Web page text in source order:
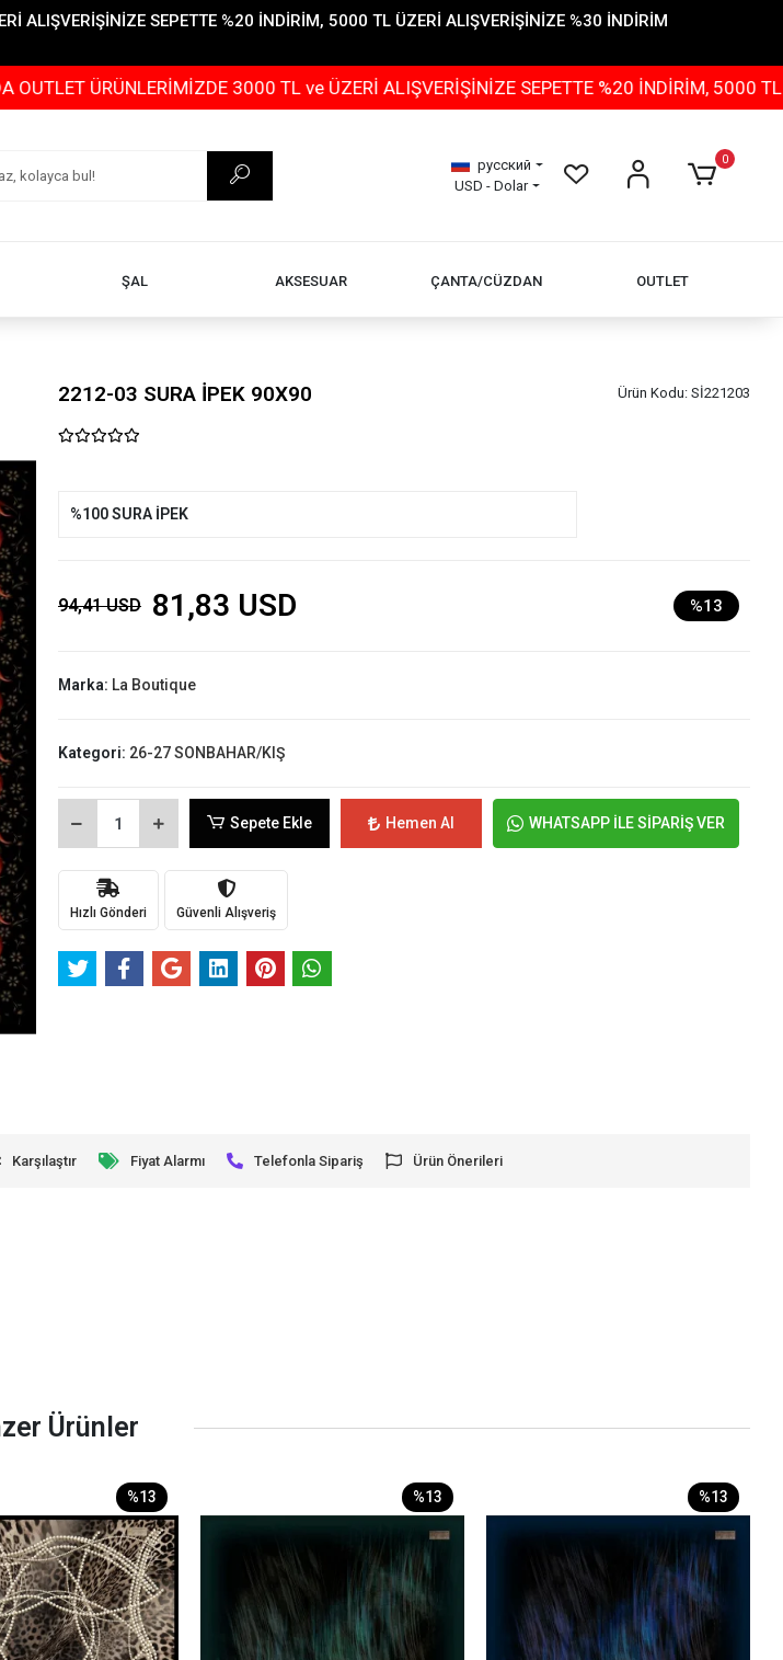
ALIŞVERİŞİNİZE SEPETTE %20 İNDİRİM, 5000 TL ÜZERİ ALIŞVERİŞİNİZE %30 İNDİRİM
ÜRÜNLERİMİZDE 3000 TL ve ÜZERİ ALIŞVERİŞİNİZE SEPETTE %20 İNDİRİM, 5000 TL ÜZERİ
русский
USD - Dolar
0
ŞAL AKSESUAR ÇANTA/CÜZDAN OUTLET
2212-03 SURA İPEK 90X90 Ürün Kodu: Sİ221203
%100 SURA İPEK
94,41 USD 81,83 USD %13
Marka: La Boutique
Kategori: 26-27 SONBAHAR/KIŞ
Sepete Ekle Hemen Al WHATSAPP İLE SİPARİŞ VER
Hızlı Gönderi Güvenli Alışveriş
Karşılaştır Fiyat Alarmı Telefonla Sipariş Ürün Önerileri
Ürünler
%13 %13 %13